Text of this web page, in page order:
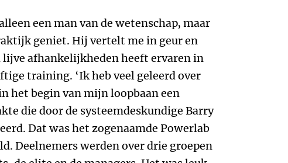
een man van de wetenschap, maar
geniet. Hij vertelt me in geur en
lijve afhankelijkheden heeft ervaren in
training. ‘Ik heb veel geleerd over
het begin van mijn loopbaan een
die door de systeemdeskundige Barry
Dat was het zogenaamde Powerlab
Deelnemers werden over drie groepen